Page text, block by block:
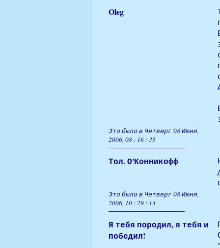
Oleg
Это было в Четверг 08 Июня,
2006, 08 : 16 : 35
Тол. О'Конникофф
Это было в Четверг 08 Июня,
2006, 10 : 29 : 13
Я тебя породил, я тебя и
победил!